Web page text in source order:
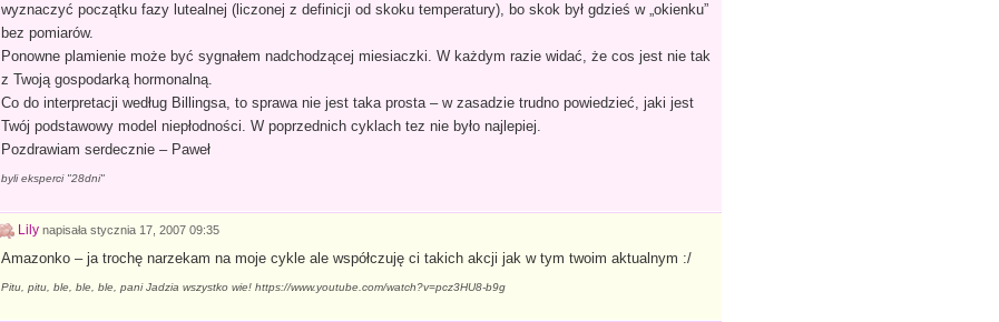
wyznaczyć początku fazy lutealnej (liczonej z definicji od skoku temperatury), bo skok był gdzieś w „okienku”
bez pomiarów.
Ponowne plamienie może być sygnałem nadchodzącej miesiaczki. W każdym razie widać, że cos jest nie tak
z Twoją gospodarką hormonalną.
Co do interpretacji według Billingsa, to sprawa nie jest taka prosta – w zasadzie trudno powiedzieć, jaki jest
Twój podstawowy model niepłodności. W poprzednich cyklach tez nie było najlepiej.
Pozdrawiam serdecznie – Paweł
byli eksperci "28dni"
Lily napisała stycznia 17, 2007 09:35
Amazonko – ja trochę narzekam na moje cykle ale współczuję ci takich akcji jak w tym twoim aktualnym :/
Pitu, pitu, ble, ble, ble, pani Jadzia wszystko wie! https://www.youtube.com/watch?v=pcz3HU8-b9g